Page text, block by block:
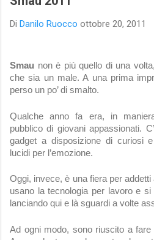
Di Danilo Ruocco ottobre 20, 2011
Smau non è più quello di una
che sia un male. A una prima
perso un po’ di smalto.
Qualche anno fa era, in
pubblico di giovani appassionati.
gadget a disposizione di curiosi
lucidi per l’emozione.
Oggi, invece, è una fiera per
usano la tecnologia per lavoro e
lanciando qui e là sguardi a volte
Ad ogni modo, sono riuscito a fare